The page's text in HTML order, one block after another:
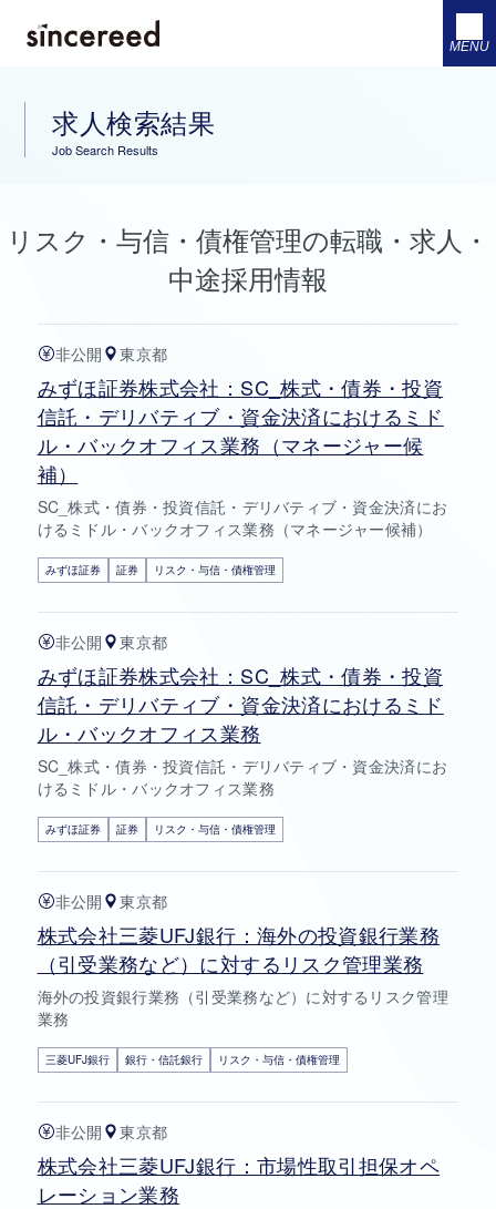
MENU
求人検索結果
Job Search Results
リスク・与信・債権管理の転職・求人・
中途採用情報
非公開 東京都
みずほ証券株式会社：SC_株式・債券・投資
信託・デリバティブ・資金決済におけるミド
ル・バックオフィス業務（マネージャー候
補）
SC_株式・債券・投資信託・デリバティブ・資金決済にお
けるミドル・バックオフィス業務（マネージャー候補）
みずほ証券 証券 リスク・与信・債権管理
非公開 東京都
みずほ証券株式会社：SC_株式・債券・投資
信託・デリバティブ・資金決済におけるミド
ル・バックオフィス業務
SC_株式・債券・投資信託・デリバティブ・資金決済にお
けるミドル・バックオフィス業務
みずほ証券 証券 リスク・与信・債権管理
非公開 東京都
株式会社三菱UFJ銀行：海外の投資銀行業務
（引受業務など）に対するリスク管理業務
海外の投資銀行業務（引受業務など）に対するリスク管理
業務
三菱UFJ銀行 銀行・信託銀行 リスク・与信・債権管理
非公開 東京都
株式会社三菱UFJ銀行：市場性取引担保オペ
レーション業務